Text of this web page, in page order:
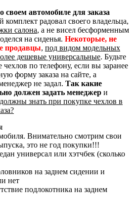
своем автомобиле для заказа
комплект радовал своего владельца,
салона, а не висел бесформенным
на сиденья. Некоторые, не
продавцы, под видом модельных
дешевые универсальные. Будьте
по телефону, если вы заранее
форму заказа на сайте, а
не задал. Так какие
должен задать менеджер и
знать при покупке чехлов в
Внимательно смотрим свои
это не год покупки!!!
универсал или хэтчбек (сколько
на заднем сидении и
нет
подлокотника на заднем